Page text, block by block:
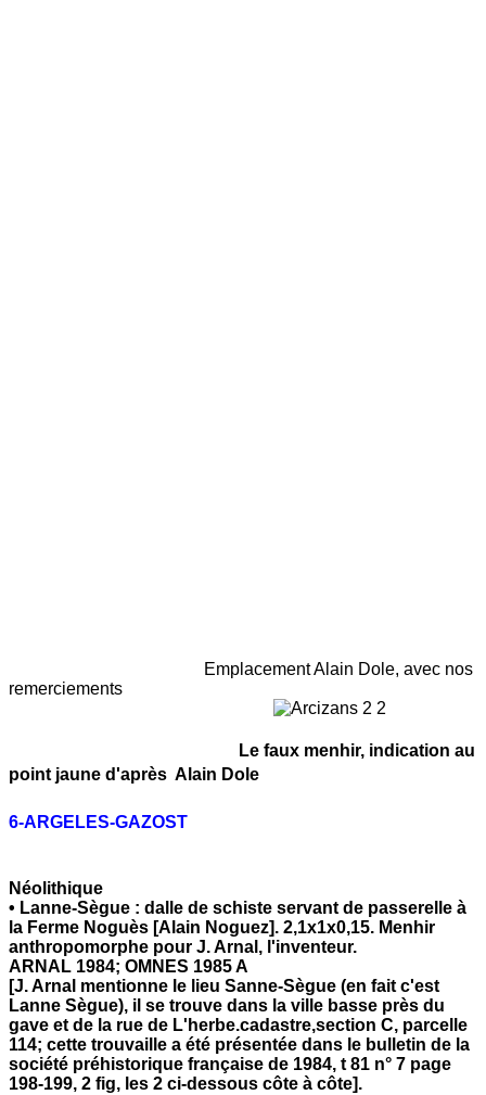
Emplacement Alain Dole, avec nos
remerciements
Le faux menhir, indication au
point jaune d'après Alain Dole
6-ARGELES-GAZOST
Néolithique
• Lanne-Sègue : dalle de schiste servant de passerelle à
la Ferme Noguès [Alain Noguez]. 2,1x1x0,15. Menhir
anthropomorphe pour J. Arnal, l'inventeur.
ARNAL 1984; OMNES 1985 A
[J. Arnal mentionne le lieu Sanne-Sègue (en fait c'est
Lanne Sègue), il se trouve dans la ville basse près du
gave et de la rue de L'herbe.cadastre,section C, parcelle
114; cette trouvaille a été présentée dans le bulletin de la
société préhistorique française de 1984, t 81 n° 7 page
198-199, 2 fig, les 2 ci-dessous côte à côte].